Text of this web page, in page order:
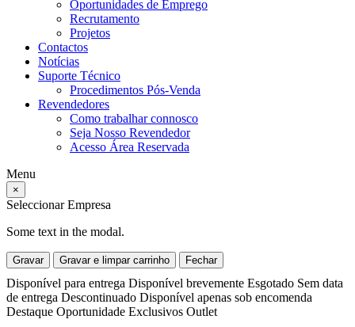
Oportunidades de Emprego
Recrutamento
Projetos
Contactos
Notícias
Suporte Técnico
Procedimentos Pós-Venda
Revendedores
Como trabalhar connosco
Seja Nosso Revendedor
Acesso Área Reservada
Menu
×
Seleccionar Empresa
Some text in the modal.
Gravar Gravar e limpar carrinho Fechar
Disponível para entrega Disponível brevemente Esgotado Sem data
de entrega Descontinuado Disponível apenas sob encomenda
Destaque Oportunidade Exclusivos Outlet